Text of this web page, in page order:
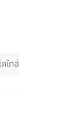
ใกล้ BTS